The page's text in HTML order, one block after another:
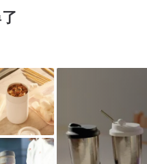
的溫度與靈魂。
單。
接受因個人喜好或手工痕跡提